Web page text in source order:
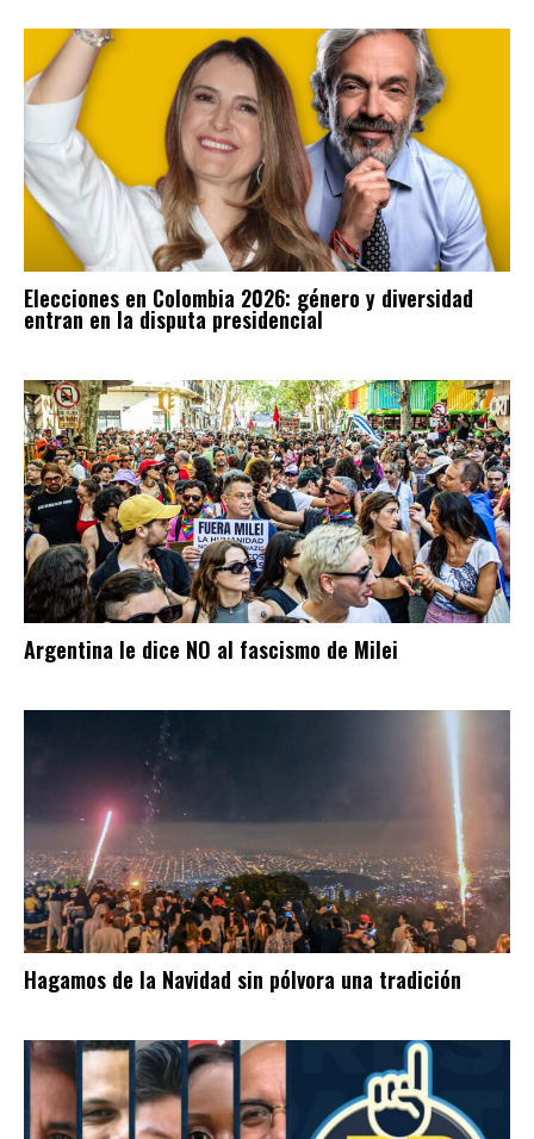
Elecciones en Colombia 2026: género y diversidad
entran en la disputa presidencial
Argentina le dice NO al fascismo de Milei
Hagamos de la Navidad sin pólvora una tradición